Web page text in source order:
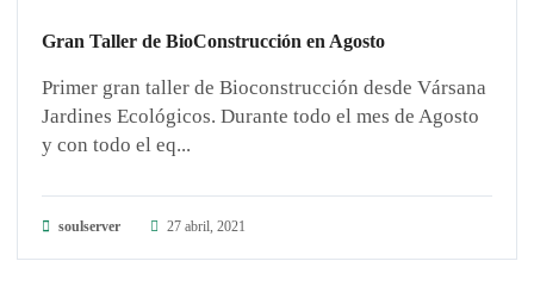
Gran Taller de BioConstrucción en Agosto
Primer gran taller de Bioconstrucción desde Vársana
Jardines Ecológicos. Durante todo el mes de Agosto
y con todo el eq...
soulserver 27 abril, 2021